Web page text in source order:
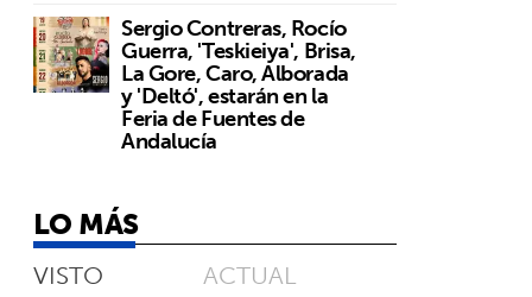
Sergio Contreras, Rocío
Guerra, 'Teskieiya', Brisa,
La Gore, Caro, Alborada
y 'Deltó', estarán en la
Feria de Fuentes de
Andalucía
LO MÁS
VISTO ACTUAL